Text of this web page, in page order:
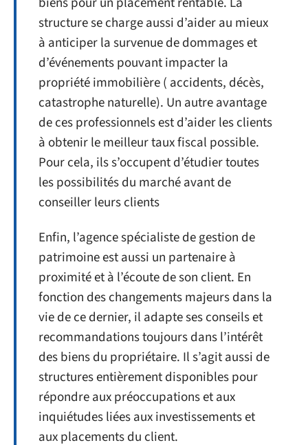
structure se charge aussi d’aider au mieux
à anticiper la survenue de dommages et
d’événements pouvant impacter la
propriété immobilière ( accidents, décès,
catastrophe naturelle). Un autre avantage
de ces professionnels est d’aider les clients
à obtenir le meilleur taux fiscal possible.
Pour cela, ils s’occupent d’étudier toutes
les possibilités du marché avant de
conseiller leurs clients
Enfin, l’agence spécialiste de gestion de
patrimoine est aussi un partenaire à
proximité et à l’écoute de son client. En
fonction des changements majeurs dans la
vie de ce dernier, il adapte ses conseils et
recommandations toujours dans l’intérêt
des biens du propriétaire. Il s’agit aussi de
structures entièrement disponibles pour
répondre aux préoccupations et aux
inquiétudes liées aux investissements et
aux placements du client.